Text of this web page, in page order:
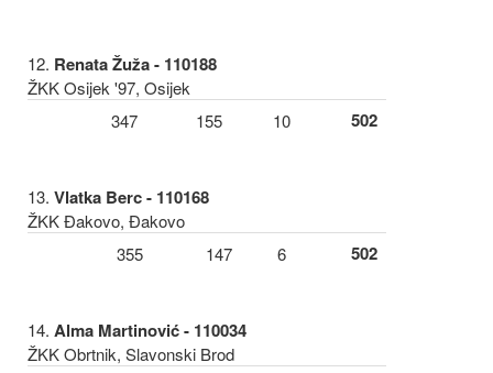
12. Renata Žuža - 110188
ŽKK Osijek '97, Osijek
347
155 10 502
13. Vlatka Berc - 110168
ŽKK Đakovo, Đakovo
355
147 6 502
14. Alma Martinović - 110034
ŽKK Obrtnik, Slavonski Brod